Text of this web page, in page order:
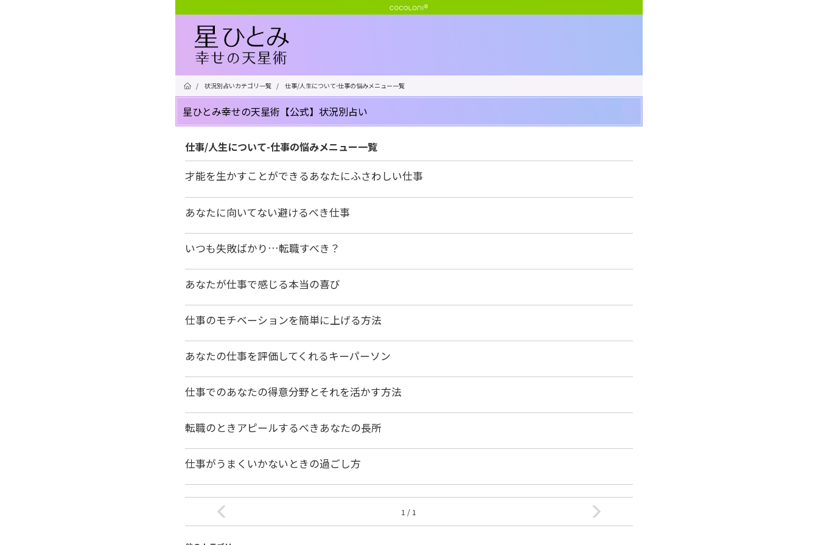
/ 状況別占いカテゴリ一覧 / 仕事/人生について-仕事の悩みメニュー一覧
星ひとみ幸せの天星術【公式】状況別占い
仕事/人生について-仕事の悩みメニュー一覧
才能を生かすことができるあなたにふさわしい仕事
あなたに向いてない避けるべき仕事
いつも失敗ばかり…転職すべき？
あなたが仕事で感じる本当の喜び
仕事のモチベーションを簡単に上げる方法
あなたの仕事を評価してくれるキーパーソン
仕事でのあなたの得意分野とそれを活かす方法
転職のときアピールするべきあなたの長所
仕事がうまくいかないときの過ごし方
1 / 1